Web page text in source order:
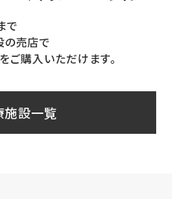
で
売店で
ご購入いただけます。
施設一覧